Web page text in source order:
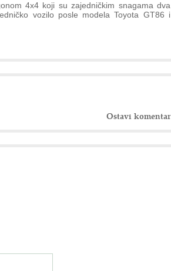
4x4 koji su zajedničkim snagama dva
vozilo posle modela Toyota GT86 i
Ostavi komentar